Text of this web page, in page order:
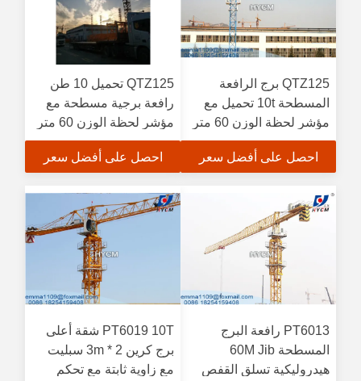
QTZ125 برج الرافعة
المسطحة 10t تحميل مع
مؤشر لحظة الوزن 60 متر
بوم
احصل على أفضل سعر
QTZ125 تحميل 10 طن
رافعة برجية مسطحة مع
مؤشر لحظة الوزن 60 متر
الجيب
احصل على أفضل سعر
PT6013 رافعة البرج
المسطحة 60M Jib
هيدروليكية تسلق القفص
PT6019 10T شقة أعلى
برج كرين 2 * 3m سبليت
مع زاوية ثابتة مع تحكم